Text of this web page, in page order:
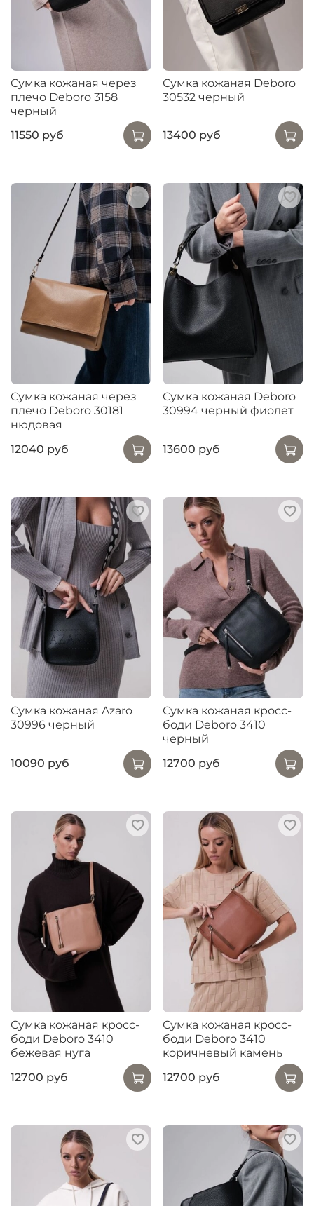
Сумка кожаная через
плечо Deboro 3158
черный
11550 руб
Сумка кожаная Deboro
30532 черный
13400 руб
Сумка кожаная через
плечо Deboro 30181
нюдовая
12040 руб
Сумка кожаная Deboro
30994 черный фиолет
13600 руб
Сумка кожаная Azaro
30996 черный
10090 руб
Сумка кожаная кросс-
боди Deboro 3410
черный
12700 руб
Сумка кожаная кросс-
боди Deboro 3410
бежевая нуга
12700 руб
Сумка кожаная кросс-
боди Deboro 3410
коричневый камень
12700 руб